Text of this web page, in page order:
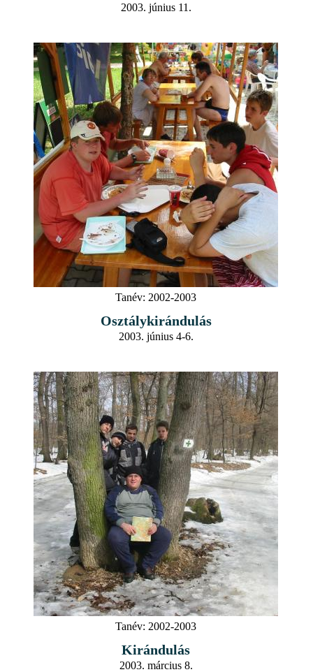
2003. június 11.
Tanév: 2002-2003
Osztálykirándulás
2003. június 4-6.
Tanév: 2002-2003
Kirándulás
2003. március 8.